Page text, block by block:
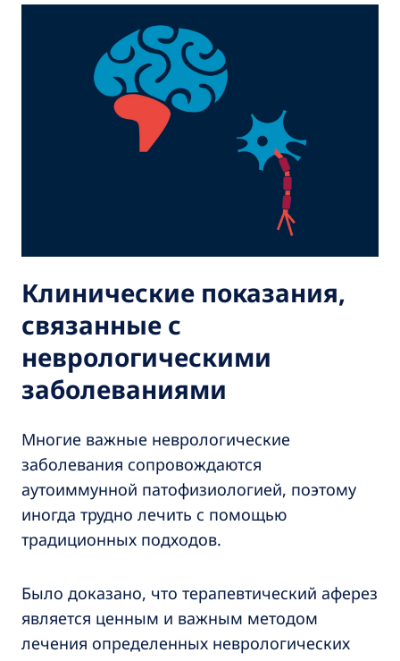
Клинические показания,
связанные с
неврологическими
заболеваниями
Многие важные неврологические
заболевания сопровождаются
аутоиммунной патофизиологией, поэтому
иногда трудно лечить с помощью
традиционных подходов.
Было доказано, что терапевтический аферез
является ценным и важным методом
лечения определенных неврологических